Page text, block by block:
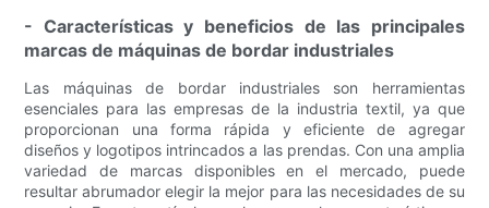
- Características y beneficios de las principales
marcas de máquinas de bordar industriales
Las máquinas de bordar industriales son herramientas
esenciales para las empresas de la industria textil, ya que
proporcionan una forma rápida y eficiente de agregar
diseños y logotipos intrincados a las prendas. Con una amplia
variedad de marcas disponibles en el mercado, puede
resultar abrumador elegir la mejor para las necesidades de su